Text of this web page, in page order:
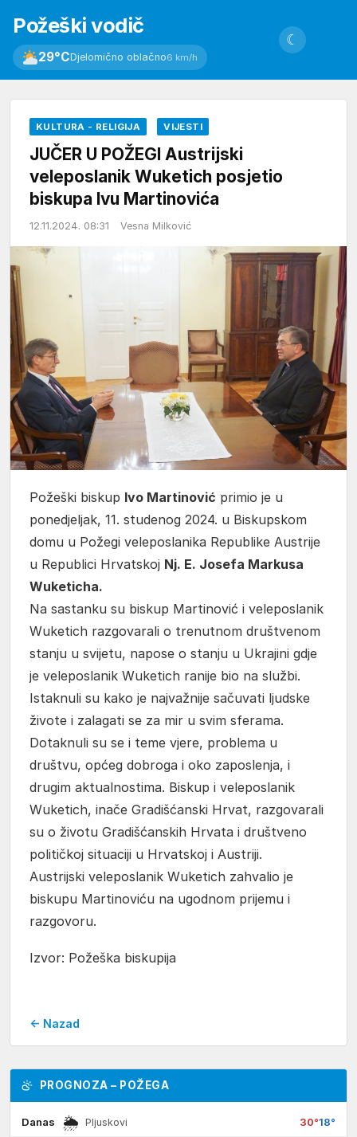
Požeški vodič
29°CDjelomično oblačno6 km/h
☾
KULTURA - RELIGIJA VIJESTI
JUČER U POŽEGI Austrijski
veleposlanik Wuketich posjetio
biskupa Ivu Martinovića
12.11.2024. 08:31 Vesna Milković
Požeški biskup Ivo Martinović primio je u
ponedjeljak, 11. studenog 2024. u Biskupskom
domu u Požegi veleposlanika Republike Austrije
u Republici Hrvatskoj Nj. E. Josefa Markusa
Wuketicha.
Na sastanku su biskup Martinović i veleposlanik
Wuketich razgovarali o trenutnom društvenom
stanju u svijetu, napose o stanju u Ukrajini gdje
je veleposlanik Wuketich ranije bio na službi.
Istaknuli su kako je najvažnije sačuvati ljudske
živote i zalagati se za mir u svim sferama.
Dotaknuli su se i teme vjere, problema u
društvu, općeg dobroga i oko zaposlenja, i
drugim aktualnostima. Biskup i veleposlanik
Wuketich, inače Gradišćanski Hrvat, razgovarali
su o životu Gradišćanskih Hrvata i društveno
političkoj situaciji u Hrvatskoj i Austriji.
Austrijski veleposlanik Wuketich zahvalio je
biskupu Martinoviću na ugodnom prijemu i
razgovoru.
Izvor: Požeška biskupija
← Nazad
PROGNOZA – POŽEGA
Danas 🌦 Pljuskovi 30°18°